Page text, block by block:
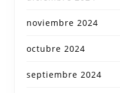
noviembre 2024
octubre 2024
septiembre 2024